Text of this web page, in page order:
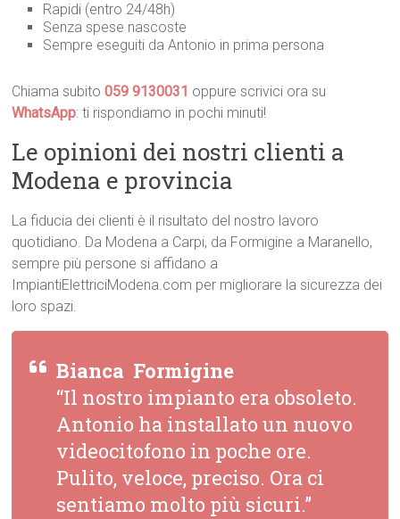
Rapidi (entro 24/48h)
Senza spese nascoste
Sempre eseguiti da Antonio in prima persona
Chiama subito059 9130031 oppure scrivici ora su
WhatsApp: ti rispondiamo in pochi minuti!
Le opinioni dei nostri clienti a
Modena e provincia
La fiducia dei clienti è il risultato del nostro lavoro
quotidiano. Da Modena a Carpi, da Formigine a Maranello,
sempre più persone si affidano a
ImpiantiElettriciModena.com per migliorare la sicurezza dei
loro spazi.
Bianca  Formigine
“Il nostro impianto era obsoleto.
Antonio ha installato un nuovo
videocitofono in poche ore.
Pulito, veloce, preciso. Ora ci
sentiamo molto più sicuri.”